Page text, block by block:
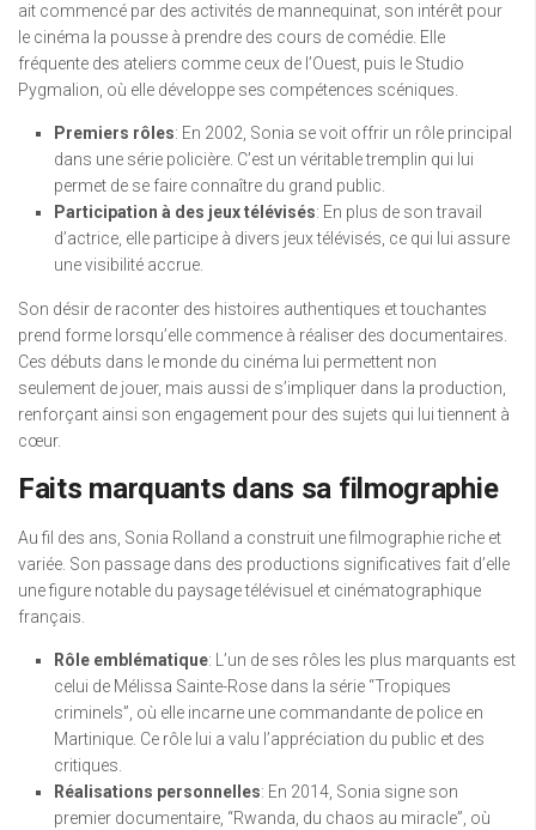
ait commencé par des activités de mannequinat, son intérêt pour
le cinéma la pousse à prendre des cours de comédie. Elle
fréquente des ateliers comme ceux de l’Ouest, puis le Studio
Pygmalion, où elle développe ses compétences scéniques.
Premiers rôles: En 2002, Sonia se voit offrir un rôle principal
dans une série policière. C’est un véritable tremplin qui lui
permet de se faire connaître du grand public.
Participation à des jeux télévisés: En plus de son travail
d’actrice, elle participe à divers jeux télévisés, ce qui lui assure
une visibilité accrue.
Son désir de raconter des histoires authentiques et touchantes
prend forme lorsqu’elle commence à réaliser des documentaires.
Ces débuts dans le monde du cinéma lui permettent non
seulement de jouer, mais aussi de s’impliquer dans la production,
renforçant ainsi son engagement pour des sujets qui lui tiennent à
cœur.
Faits marquants dans sa filmographie
Au fil des ans, Sonia Rolland a construit une filmographie riche et
variée. Son passage dans des productions significatives fait d’elle
une figure notable du paysage télévisuel et cinématographique
français.
Rôle emblématique: L’un de ses rôles les plus marquants est
celui de Mélissa Sainte-Rose dans la série “Tropiques
criminels”, où elle incarne une commandante de police en
Martinique. Ce rôle lui a valu l’appréciation du public et des
critiques.
Réalisations personnelles: En 2014, Sonia signe son
premier documentaire, “Rwanda, du chaos au miracle”, où